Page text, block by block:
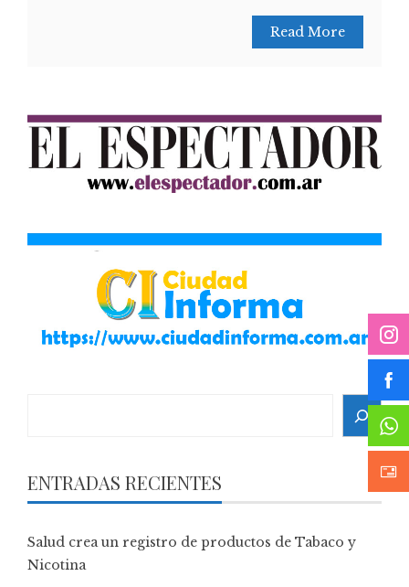
Read More
ENTRADAS RECIENTES
Salud crea un registro de productos de Tabaco y
Nicotina